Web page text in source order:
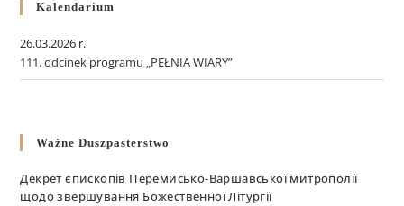
Kalendarium
26.03.2026 r.
111. odcinek programu „PEŁNIA WIARY”
Ważne Duszpasterstwo
Декрет єпископів Перемисько-Варшавської митрополії
щодо звершування Божественної Літургії